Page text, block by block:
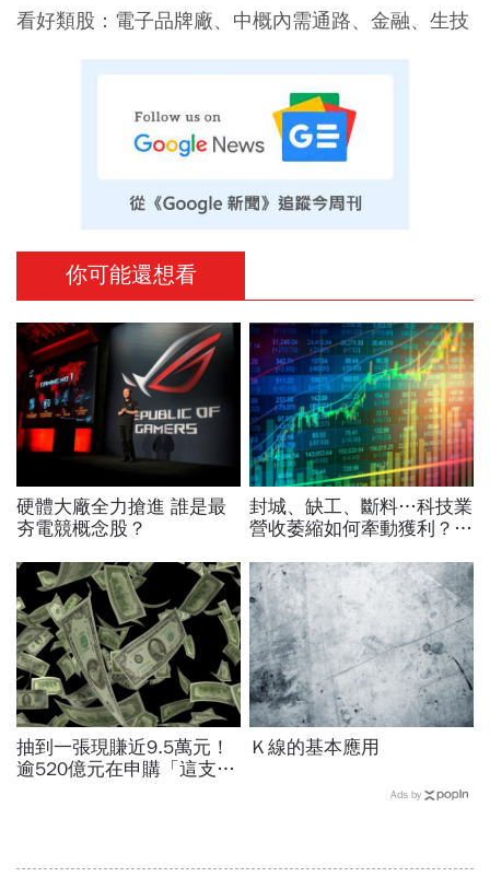
看好類股：電子品牌廠、中概內需通路、金融、生技
你可能還想看
硬體大廠全力搶進 誰是最
夯電競概念股？
封城、缺工、斷料…科技業
營收萎縮如何牽動獲利？外
抽到一張現賺近9.5萬元！
逾520億元在申購「這支股
Ｋ線的基本應用
Ads by